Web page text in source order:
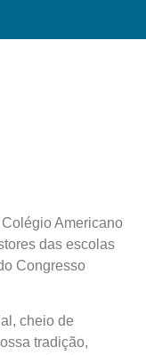
Americano
das escolas
Congresso
cheio de
tradição,